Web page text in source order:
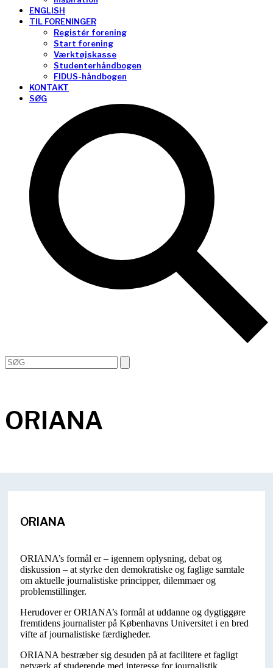
ENGLISH
TIL FORENINGER
Registér forening
Start forening
Værktøjskasse
Studenterhåndbogen
FIDUS-håndbogen
KONTAKT
SØG
Open
mobile
Close
mobile
Search
ORIANA
ORIANA
ORIANA’s formål er – igennem oplysning, debat og
diskussion – at styrke den demokratiske og faglige samtale
om aktuelle journalistiske principper, dilemmaer og
problemstillinger.
Herudover er ORIANA’s formål at uddanne og dygtiggøre
fremtidens journalister på Københavns Universitet i en bred
vifte af journalistiske færdigheder.
ORIANA bestræber sig desuden på at facilitere et fagligt
netværk af studerende med interesse for journalistik.